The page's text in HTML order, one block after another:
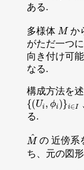
ある.
多様体 Mか
がただ一つ
向き付け可
なる.
構成方法を
{(Ui,ϕi)}i∈I
る.
M^の 近傍系
ち、元の図